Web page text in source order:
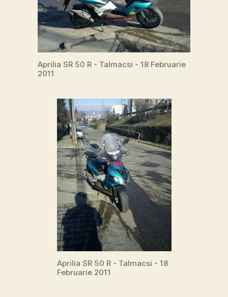
Aprilia SR 50 R - Talmacsi - 18 Februarie
2011
Aprilia SR 50 R - Talmacsi - 18
Februarie 2011